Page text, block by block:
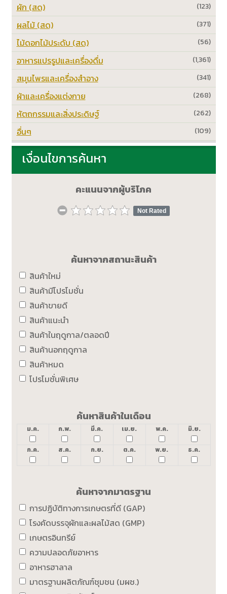
(123)
ผัก (สด)
(371)
ผลไม้ (สด)
(56)
ไม้ดอกไม้ประดับ (สด)
(1,361)
อาหารแปรรูปและเครื่องดื่ม
(341)
สมุนไพรและเครื่องสำอาง
(268)
ผ้าและเครื่องแต่งกาย
(262)
หัตถกรรมและสิ่งประดิษฐ์
(109)
อื่นๆ
เงื่อนไขการค้นหา
คะแนนจากผู้บริโภค
Not Rated
ค้นหาจากสถานะสินค้า
สินค้าใหม่
สินค้ามีโปรโมชั่น
สินค้าขายดี
สินค้าแนะนำ
สินค้าในฤดูกาล/ตลอดปี
สินค้านอกฤดูกาล
สินค้าหมด
โปรโมชั่นพิเศษ
ค้นหาสินค้าในเดือน
ม.ค. ก.พ. มี.ค. เม.ย. พ.ค. มิ.ย.
ก.ค. ส.ค. ก.ย. ต.ค. พ.ย. ธ.ค.
ค้นหาจากมาตรฐาน
การปฏิบัติทางการเกษตรที่ดี (GAP)
โรงคัดบรรจุผักและผลไม้สด (GMP)
เกษตรอินทรีย์
ความปลอดภัยอาหาร
อาหารฮาลาล
มาตรฐานผลิตภัณฑ์ชุมชน (มผช.)